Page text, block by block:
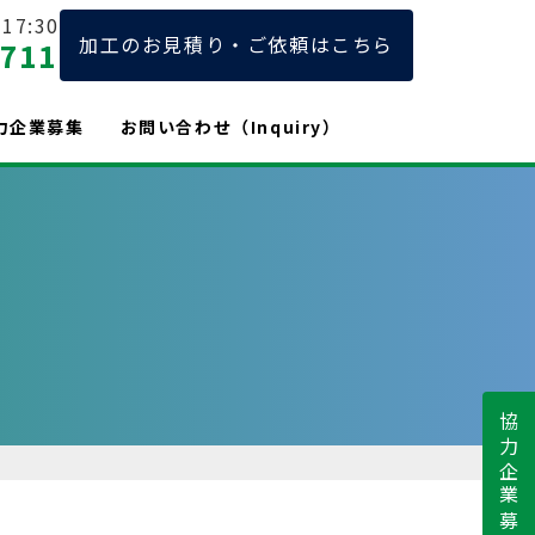
加工のお見積り・ご依頼はこちら
企業募集 お問い合わせ（Inquiry）
協力企業募集